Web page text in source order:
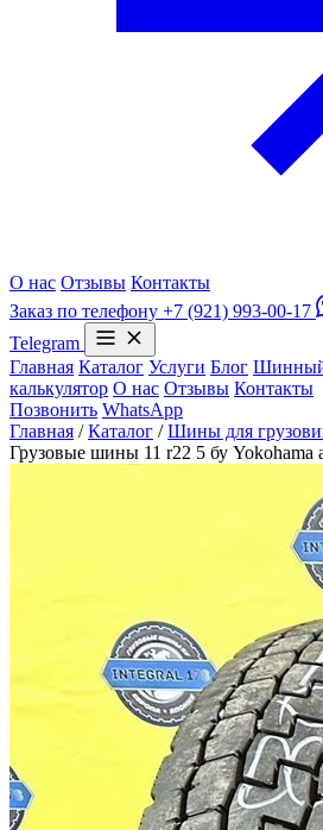
О нас Отзывы Контакты
Заказ по телефону +7 (921) 993-00-17
Telegram
Главная Каталог Услуги Блог Шинный
калькулятор О нас Отзывы Контакты
Позвонить WhatsApp
Главная / Каталог / Шины для
Грузовые шины 11 r22 5 бу Yokohama